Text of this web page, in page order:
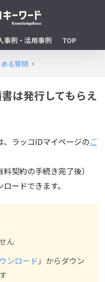
事例・活用事例 TOP
る質問
は発行してもらえ
ラッコIDマイページのご
契約の手続き完了後）
ードできます。
ん
ンロード 」からダウン